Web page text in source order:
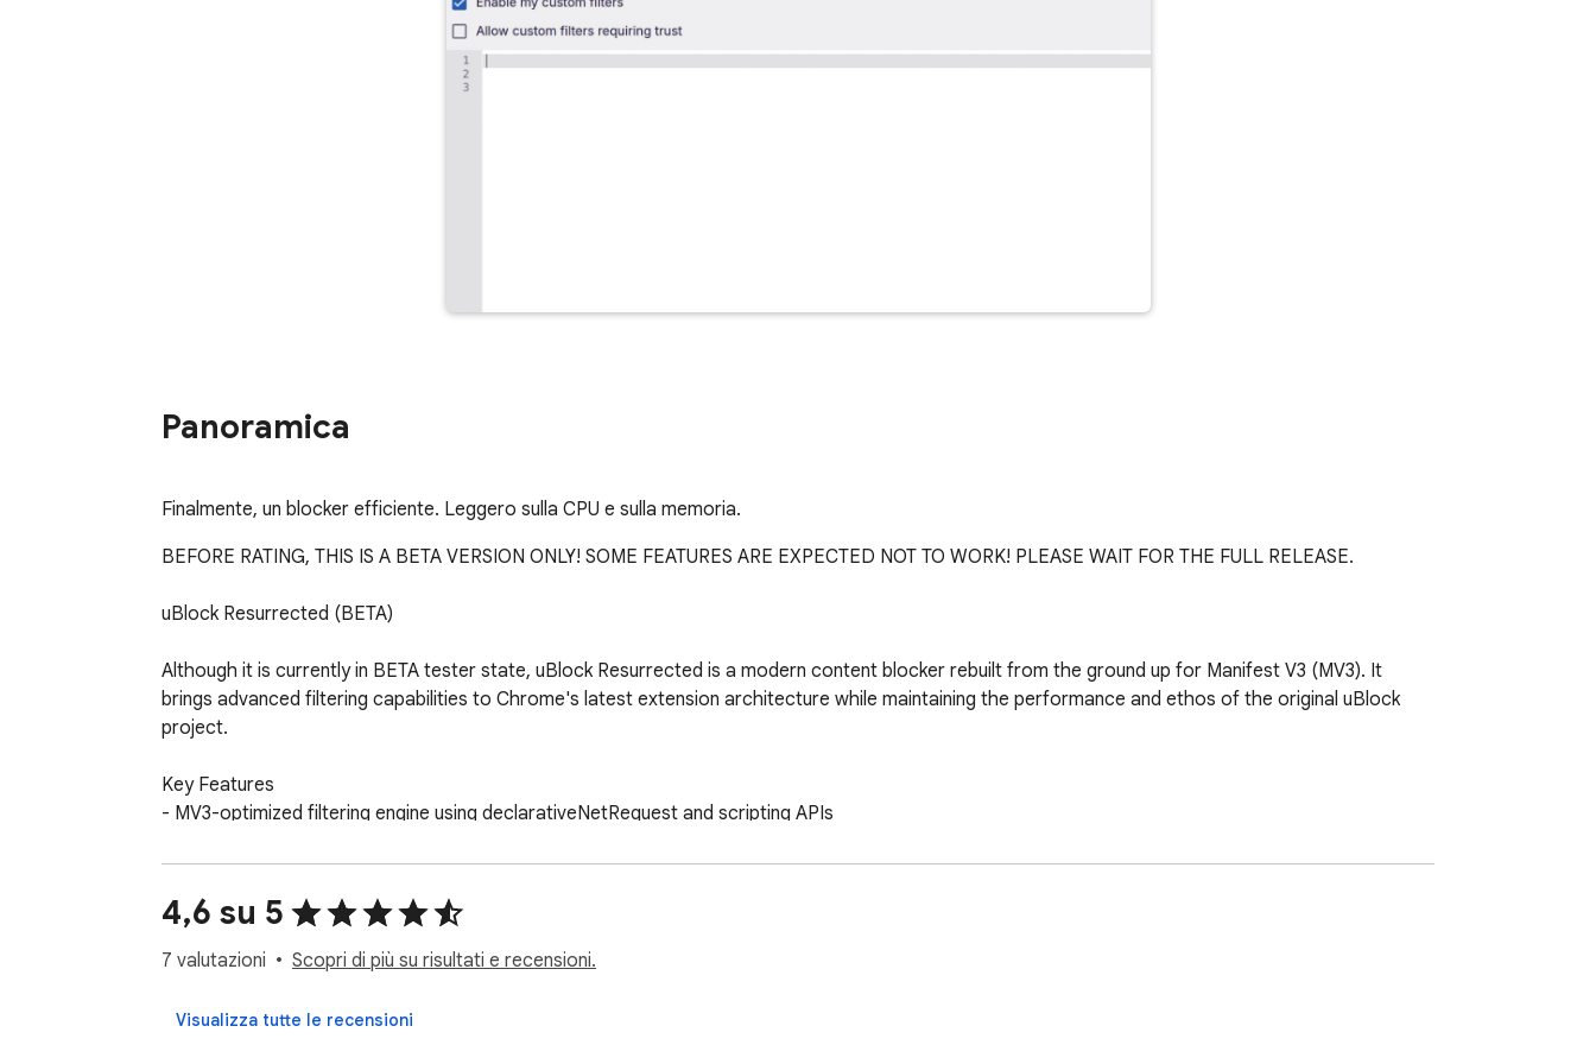
Panoramica
Finalmente, un blocker efficiente. Leggero sulla CPU e sulla memoria.
BEFORE RATING, THIS IS A BETA VERSION ONLY! SOME FEATURES ARE EXPECTED NOT TO WORK! PLEASE WAIT FOR THE FULL RELEASE.
uBlock Resurrected (BETA)
Although it is currently in BETA tester state, uBlock Resurrected is a modern content blocker rebuilt from the ground up for Manifest V3 (MV3). It
brings advanced filtering capabilities to Chrome's latest extension architecture while maintaining the performance and ethos of the original uBlock
project.
Key Features
- MV3-optimized filtering engine using declarativeNetRequest and scripting APIs
- YouTube ad blocking via multiple strategies (smart injection, video ad interception, Fluid Player hardening)
- Element zapper and picker tools for on-page element blocking
- Dynamic URL filtering rules
- Comprehensive privacy protection (click-to-load, fingerprinting mitigation, referral stripping)
4,6 su 5
7 valutazioni Scopri di più su risultati e recensioni.
Visualizza tutte le recensioni